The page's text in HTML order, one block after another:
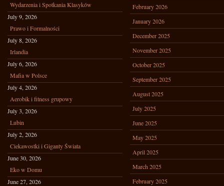
Wydarzenia i Spotkania Klasyków
July 9, 2026
Prawo i Formalności
July 8, 2026
Irlandia
July 6, 2026
Mafia w Polsce
July 4, 2026
Aerobik i fitness grupowy
July 3, 2026
Lubin
July 2, 2026
Ciekawostki i Giganty Świata
June 30, 2026
Eko w Domu
June 27, 2026
February 2026
January 2026
December 2025
November 2025
October 2025
September 2025
August 2025
July 2025
June 2025
May 2025
April 2025
March 2025
February 2025